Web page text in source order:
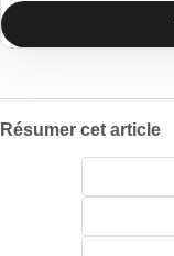
Résumer cet article